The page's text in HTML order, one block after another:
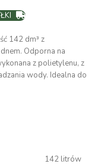
142 dm³ z
Odporna na
z polietylenu, z
wody. Idealna do
142 litrów